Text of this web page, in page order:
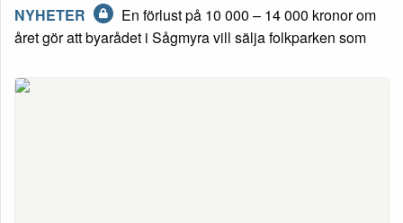
NYHETER
En förlust på 10 000 – 14 000 kronor om
året gör att byarådet i Sågmyra vill sälja folkparken som